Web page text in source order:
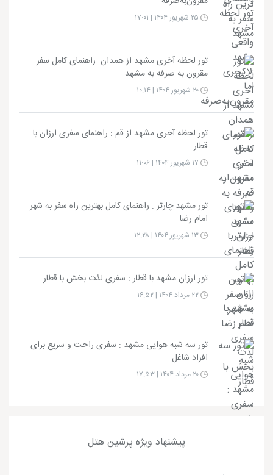
تور لحظه آخری مشهد از همدان :راهنمای کامل سفر
مقرون به صرفه به مشهد
تور لحظه آخری مشهد از قم : راهنمای سفری ارزان با
قطار
تور مشهد چارتر : راهنمای کامل بهترین راه سفر به شهر
امام رضا
تور ارزان مشهد با قطار : سفری لذت بخش با قطار
تور سه شبه هوایی مشهد : سفری راحت و سریع برای
افراد شاغل
پیشنهاد ویژه پرشین هتل